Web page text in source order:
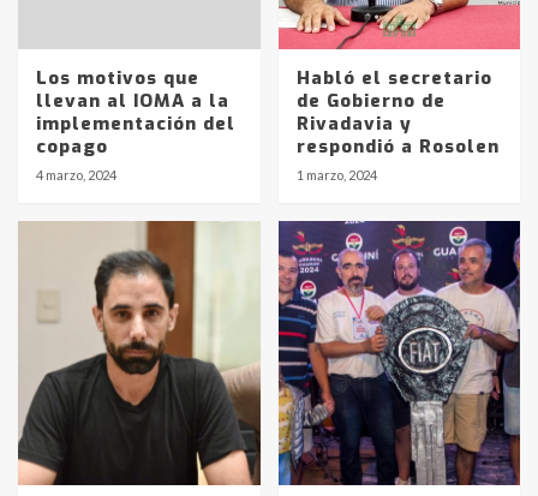
Los motivos que
llevan al IOMA a la
implementación del
copago
4 marzo, 2024
Habló el secretario
de Gobierno de
Rivadavia y
respondió a Rosolen
1 marzo, 2024